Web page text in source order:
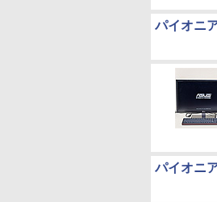
パイオニ
パイオニ